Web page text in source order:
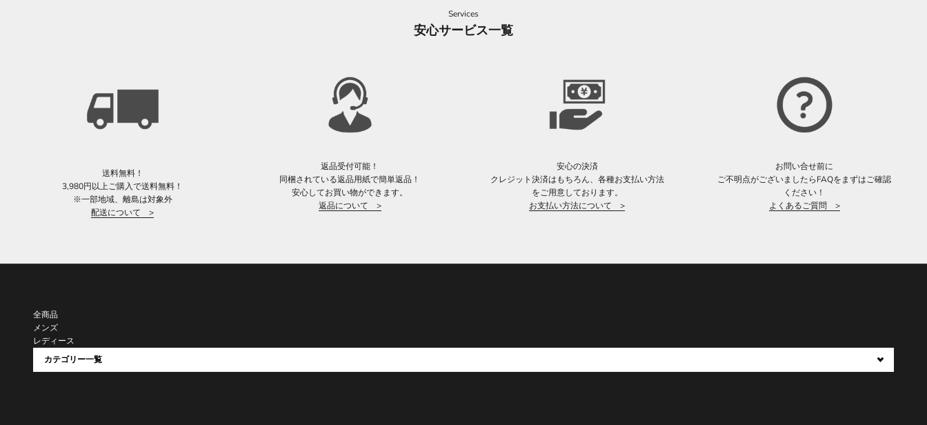
Services
安心サービス一覧
送料無料！
3,980円以上ご購入で送料無料！
※一部地域、離島は対象外
配送について >
返品受付可能！
同梱されている返品用紙で簡単返品！
安心してお買い物ができます。
返品について >
安心の決済
クレジット決済はもちろん、各種お支払い方法
をご用意しております。
お支払い方法について >
お問い合せ前に
ご不明点がございましたらFAQをまずはご確認
ください！
よくあるご質問 >
全商品
メンズ
レディース
カテゴリー一覧